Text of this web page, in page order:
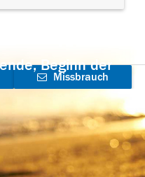
Beginn der
Missbrauch